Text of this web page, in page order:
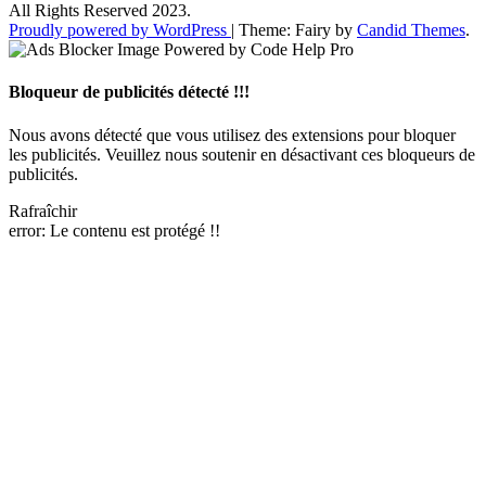
All Rights Reserved 2023.
Proudly powered by WordPress | Theme: Fairy by Candid Themes.
Bloqueur de publicités détecté !!!
Nous avons détecté que vous utilisez des extensions pour bloquer
les publicités. Veuillez nous soutenir en désactivant ces bloqueurs de
publicités.
Rafraîchir
error: Le contenu est protégé !!